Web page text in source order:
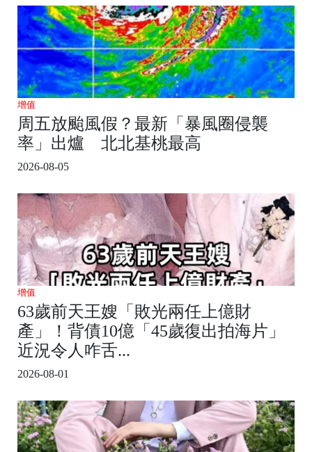
增值
周五放颱風假？最新「暴風圈侵襲
率」出爐 北北基桃最高
2026-08-05
增值
63歲前天王嫂「敗光兩任上億財
產」！背債10億「45歲復出拍海片」
近況令人咋舌...
2026-08-01